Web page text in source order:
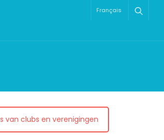
Français
van clubs en verenigingen